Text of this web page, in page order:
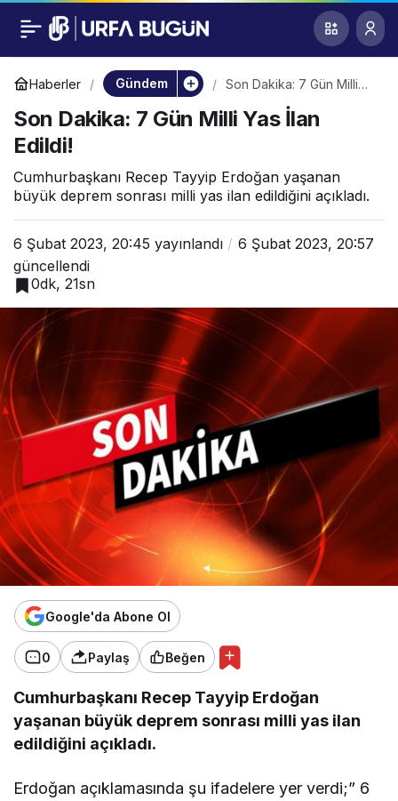
Haberler Gündem
Son Dakika: 7 Gün Milli
Son Dakika: 7 Gün Milli Yas İlan
Edildi!
Cumhurbaşkanı Recep Tayyip Erdoğan yaşanan
büyük deprem sonrası milli yas ilan edildiğini açıkladı.
6 Şubat 2023, 20:45 yayınlandı
6 Şubat 2023, 20:57
güncellendi
0dk, 21sn
Google'da Abone Ol
0 Paylaş Beğen
Cumhurbaşkanı Recep Tayyip Erdoğan
yaşanan büyük deprem sonrası milli yas ilan
edildiğini açıkladı.
Erdoğan açıklamasında şu ifadelere yer verdi;” 6
Son Dakika: 7 Gün
Milli Yas İlan Edildi!
0